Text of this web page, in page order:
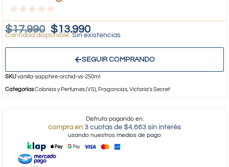
$17.990 $13.990
Sin existencias
SEGUIR COMPRANDO
SKUvanilla-sapphire-orchid-vs-250ml
CategoríasColonias y Perfumes (VS), Fragancias,Victoria's Secret
Disfruta pagando en:
compra en 3 cuotas de $4.663 sin interés
usando nuestros medios de pago